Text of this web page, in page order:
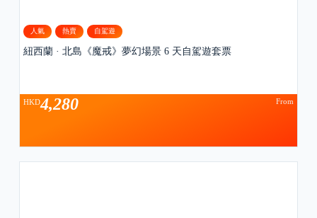
人氣 熱賣 自駕遊
紐西蘭 · 北島《魔戒》夢幻場景 6 天自駕遊套票
From
HKD4,280